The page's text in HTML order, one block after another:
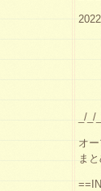
皆
_/
オ
ま